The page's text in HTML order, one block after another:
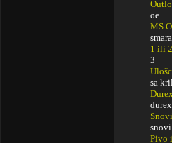
oe
MS
1 ili
3
sa
durex
snovi
Pivo